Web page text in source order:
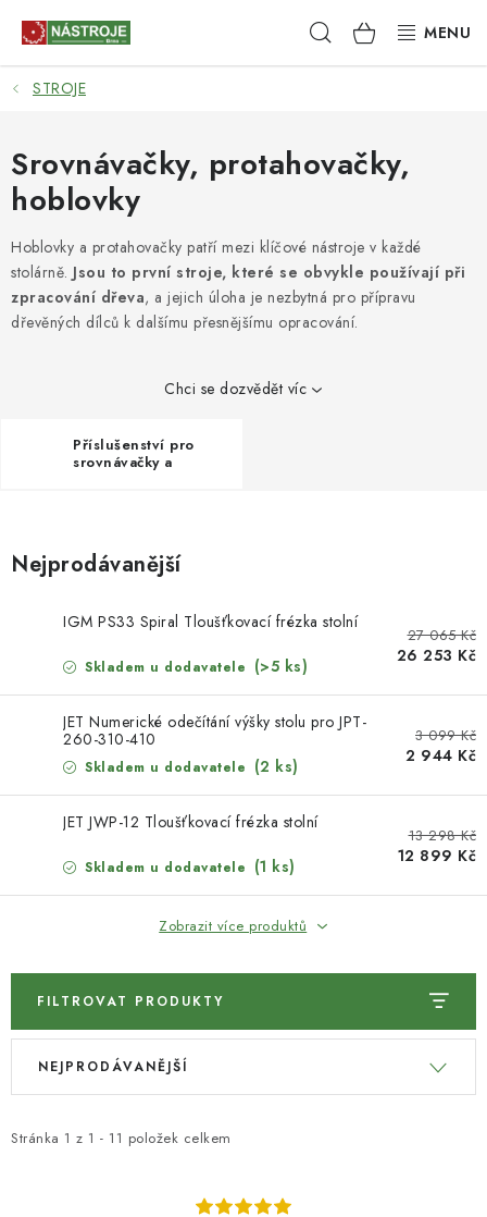
Hledat NÁKUPNÍ
KOŠÍK
NÁSTROJE
AKCE
BRUSIVO
ELEKTRONÁŘADÍ
LEPENÍ A SPOJOVÁNÍ
RUČNÍ NÁŘADÍ, PŘÍPRAVKY
NÁSTROJE PRO STOLAŘE
NÁSTROJE PRO OPRACOVÁNÍ KOVU
NÁSTROJE PRO ŘEZÁNÍ DŘEVA
NÁSTROJE PRO FRÉZOVÁNÍ
KONTAKTY
Moje objednávka
STROJE
Srovnávačky, protahovačky,
hoblovky
Hoblovky a protahovačky patří mezi klíčové nástroje v každé
stolárně. Jsou to první stroje, které se obvykle používají při
zpracování dřeva, a jejich úloha je nezbytná pro přípravu
dřevěných dílců k dalšímu přesnějšímu opracování.
Chci se dozvědět víc
Příslušenství pro
srovnávačky a
Nejprodávanější
IGM PS33 Spiral Tloušťkovací frézka stolní
Skladem u dodavatele (>5 ks)
27 065 Kč
26 253 Kč
JET Numerické odečítání výšky stolu pro JPT-
260-310-410
Skladem u dodavatele (2 ks)
3 099 Kč
2 944 Kč
JET JWP-12 Tloušťkovací frézka stolní
Skladem u dodavatele (1 ks)
13 298 Kč
12 899 Kč
Zobrazit více produktů
FILTROVAT PRODUKTY
V
i
Stránka 1 z 1 - 11 položek celkem
Ř
e
NEJPRODÁVANĚJŠÍ